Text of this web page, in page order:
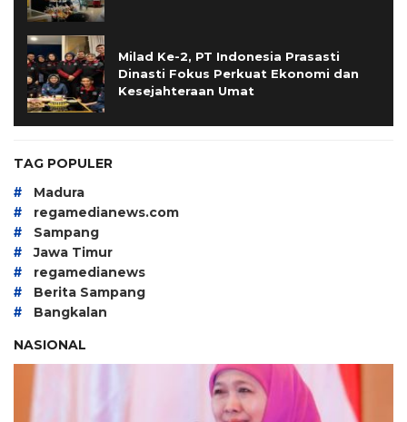
Milad Ke-2, PT Indonesia Prasasti
Dinasti Fokus Perkuat Ekonomi dan
Kesejahteraan Umat
TAG POPULER
# Madura
# regamedianews.com
# Sampang
# Jawa Timur
# regamedianews
# Berita Sampang
#
Bangkalan
NASIONAL